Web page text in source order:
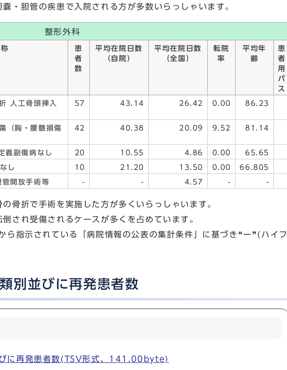
・胆管の疾患で入院される方が多数いらっしゃいます。
整形外科
患
者
数
平均在院日数
（自院）
平均在院日数
（全国）
転院
率
平均年
齢
患
者
用
パ
ス
人工骨頭挿入
57 43.14 26.42 0.00 86.23
（胸・腰髄損傷
42 40.38 20.09 9.52 81.14
義副傷病なし 20 10.55 4.86 0.00 65.65
し 10 21.20 13.50 0.00 66.805
管開放手術等 - - 4.57 - -
骨折で手術を実施した方が多くいらっしゃいます。
され受傷されるケースが多くを占めています。
ら指示されている「病院情報の公表の集計条件」に基づき❝ー❞(ハイフ
別並びに再発患者数
に再発患者数(TSV形式、141.00byte)